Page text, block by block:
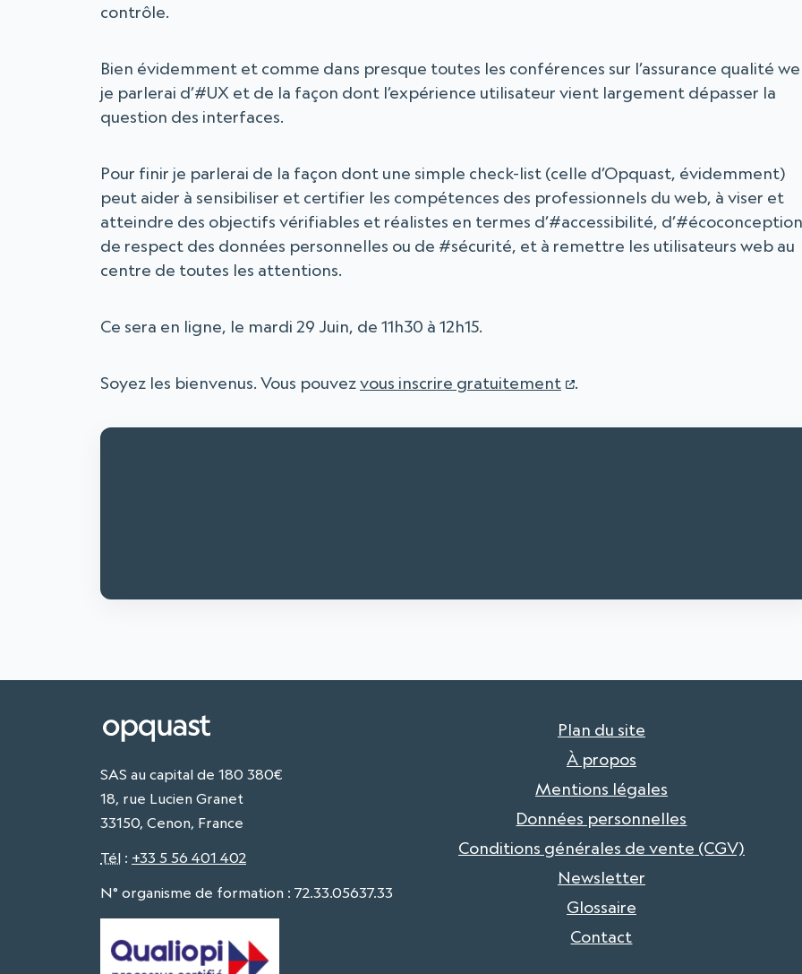
contrôle.
Bien évidemment et comme dans presque toutes les conférences sur l’assurance qualité
je parlerai d’#UX et de la façon dont l’expérience utilisateur vient largement dépasser la
question des interfaces.
Pour finir je parlerai de la façon dont une simple check-list (celle d’Opquast, évidemment)
peut aider à sensibiliser et certifier les compétences des professionnels du web, à viser et
atteindre des objectifs vérifiables et réalistes en termes d’#accessibilité,
de respect des données personnelles ou de #sécurité, et à remettre les utilisateurs web au
centre de toutes les attentions.
Ce sera en ligne, le mardi 29 Juin, de 11h30 à 12h15.
Soyez les bienvenus. Vous pouvezvous inscrire gratuitement .
SAS au capital de 180 380€
18, rue Lucien Granet
33150, Cenon, France
Tél : +33 5 56 401 402
N° organisme de formation : 72.33.05637.33
Plan du site
À propos
Mentions légales
Données personnelles
Conditions générales de vente (CGV)
Newsletter
Glossaire
Contact